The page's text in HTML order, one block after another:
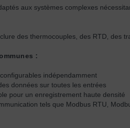
aux systèmes complexes
des thermocouples, des RTD, des
:
indépendamment
données sur toutes les entrées
pour un enregistrement haute densité
tels que Modbus RTU,